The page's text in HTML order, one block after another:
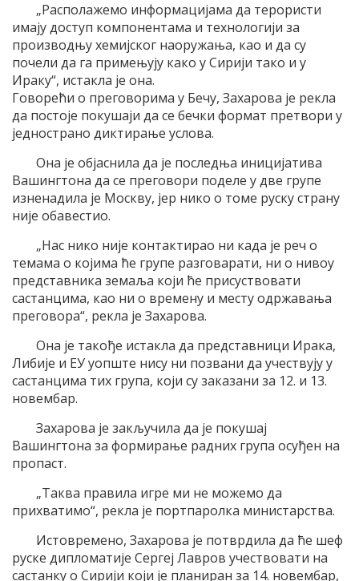
„Располажемо информацијама да терористи
имају доступ компонентама и технологији за
производњу хемијског наоружања, као и да су
почели да га примењују како у Сирији тако и у
Ираку“, истакла је она.
Говорећи о преговорима у Бечу, Захарова је рекла
да постоје покушаји да се бечки формат претвори у
једнострано диктирање услова.
Она је објаснила да је последња иницијатива
Вашингтона да се преговори поделе у две групе
изненадила је Москву, јер нико о томе руску страну
није обавестио.
„Нас нико није контактирао ни када је реч о
темама о којима ће групе разговарати, ни о нивоу
представника земаља који ће присуствовати
састанцима, као ни о времену и месту одржавања
преговора“, рекла је Захарова.
Она је такође истакла да представници Ирака,
Либије и ЕУ уопште нису ни позвани да учествују у
састанцима тих група, који су заказани за 12. и 13.
новембар.
Захарова је закључила да је покушај
Вашингтона за формирање радних група осуђен на
пропаст.
„Таква правила игре ми не можемо да
прихватимо“, рекла је портпаролка министарства.
Истовремено, Захарова је потврдила да ће шеф
руске дипломатије Сергеј Лавров учествовати на
састанку о Сирији који је планиран за 14. новембар,